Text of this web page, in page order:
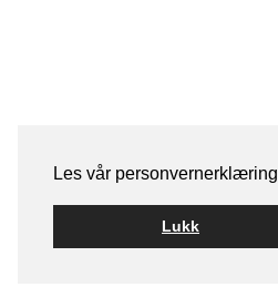
Les vår personvernerklæring
Lukk